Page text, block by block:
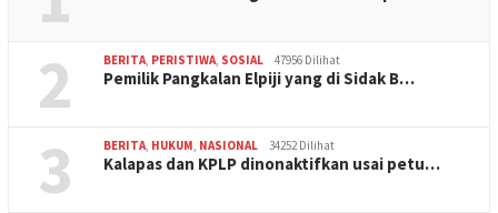
2 BERITA, PERISTIWA, SOSIAL 47956 Dilihat
Pemilik Pangkalan Elpiji yang di Sidak B…
3 BERITA, HUKUM, NASIONAL 34252 Dilihat
Kalapas dan KPLP dinonaktifkan usai petu…